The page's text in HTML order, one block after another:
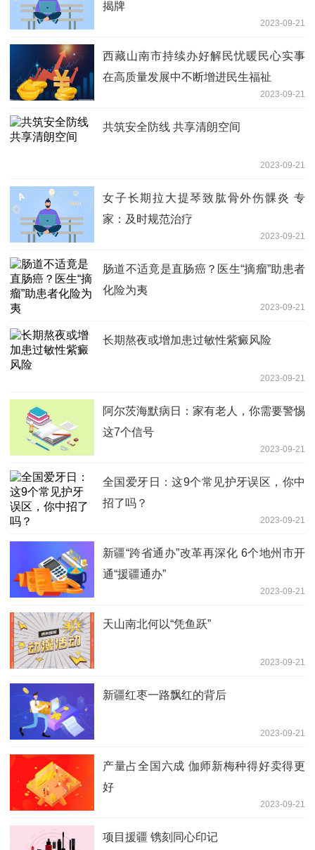
揭牌
2023-09-21
西藏山南市持续办好解民忧暖民心实事
在高质量发展中不断增进民生福祉
2023-09-21
共筑安全防线 共享清朗空间
2023-09-21
女子长期拉大提琴致肱骨外伤髁炎 专
家：及时规范治疗
2023-09-21
肠道不适竟是直肠癌？医生“摘瘤”助患者
化险为夷
2023-09-21
长期熬夜或增加患过敏性紫癜风险
2023-09-21
阿尔茨海默病日：家有老人，你需要警惕
这7个信号
2023-09-21
全国爱牙日：这9个常见护牙误区，你中
招了吗？
2023-09-21
新疆“跨省通办”改革再深化 6个地州市开
通“援疆通办”
2023-09-21
天山南北何以“凭鱼跃”
2023-09-21
新疆红枣一路飘红的背后
2023-09-21
产量占全国六成 伽师新梅种得好卖得更
好
2023-09-21
项目援疆 镌刻同心印记